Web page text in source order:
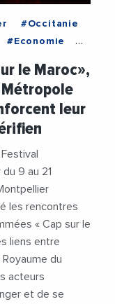
#Occitanie
#Economie
le Maroc»,
leur
9 au 21
les rencontres
« Cap sur le
liens entre
du
acteurs
et de se